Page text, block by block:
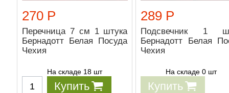
270 Р
Перечница 7 см 1 штука
Бернадотт Белая Посуда
Чехия
На складе 18 шт
Купить
289 Р
Подсвечник 1
Бернадотт Белая
Чехия
На складе 0 шт
Купить